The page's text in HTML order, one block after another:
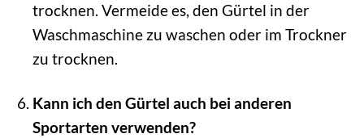
trocknen. Vermeide es, den Gürtel in der
Waschmaschine zu waschen oder im Trockner
zu trocknen.
Kann ich den Gürtel auch bei anderen
Sportarten verwenden?